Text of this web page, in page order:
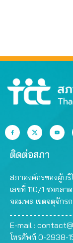
ติดต่อสภา
สภาองค์กรของผู้บ
เลขที่ 110/1 ซอยล
จอมพล เขตจตุจักร
E-mail :
โทรศัพท์ 0-2938-